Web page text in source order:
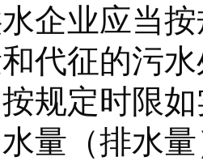
企业应当
代征的污
规定时限
量（排水